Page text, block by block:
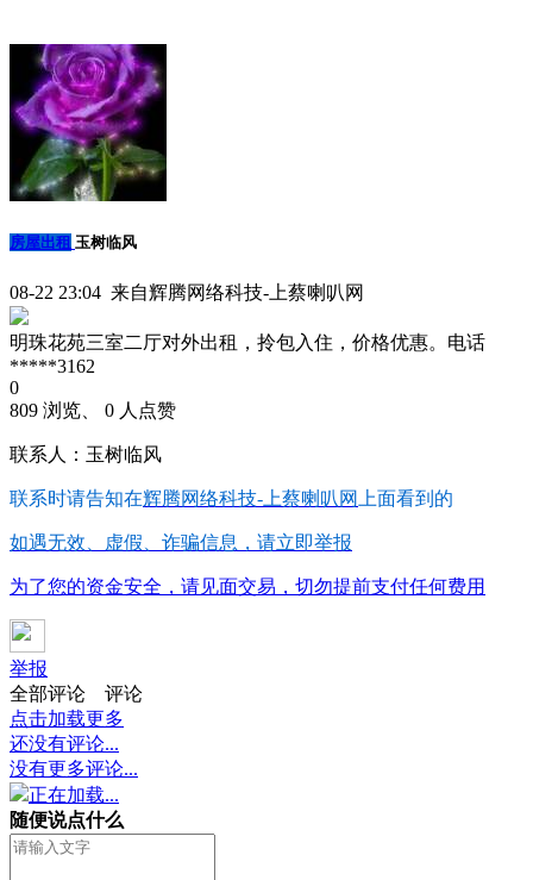
房屋出租 玉树临风
08-22 23:04 来自辉腾网络科技-上蔡喇叭网
明珠花苑三室二厅对外出租，拎包入住，价格优惠。电话
*****3162
0
809 浏览、 0 人点赞
联系人：玉树临风
联系时请告知在辉腾网络科技-上蔡喇叭网 上面看到的
如遇无效、虚假、诈骗信息，请立即举报
为了您的资金安全，请见面交易，切勿提前支付任何费用
举报
全部评论
评论
点击加载更多
还没有评论...
没有更多评论...
正在加载...
随便说点什么